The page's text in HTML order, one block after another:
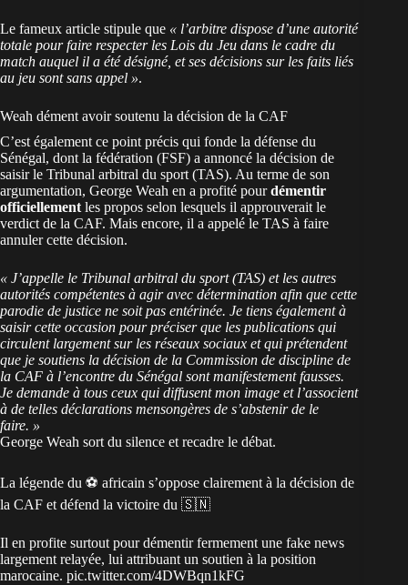
Le fameux article stipule que « l’arbitre dispose d’une autorité
totale pour faire respecter les Lois du Jeu dans le cadre du
match auquel il a été désigné, et ses décisions sur les faits liés
au jeu sont sans appel ».
Weah dément avoir soutenu la décision de la CAF
C’est également ce point précis qui fonde la défense du
Sénégal, dont la fédération (FSF) a annoncé la décision de
saisir le Tribunal arbitral du sport (TAS). Au terme de son
argumentation, George Weah en a profité pourdémentir
officiellement les propos selon lesquels il approuverait le
verdict de la CAF. Mais encore, il a appelé le TAS à faire
annuler cette décision.
« J’appelle le Tribunal arbitral du sport (TAS) et les autres
autorités compétentes à agir avec détermination afin que cette
parodie de justice ne soit pas entérinée. Je tiens également à
saisir cette occasion pour préciser que les publications qui
circulent largement sur les réseaux sociaux et qui prétendent
que je soutiens la décision de la Commission de discipline de
la CAF à l’encontre du Sénégal sont manifestement fausses.
Je demande à tous ceux qui diffusent mon image et l’associent
à de telles déclarations mensongères de s’abstenir de le
faire. »
George Weah sort du silence et recadre le débat.
La légende du ⚽️ africain s’oppose clairement à la décision de
la CAF et défend la victoire du 🇸🇳
Il en profite surtout pour démentir fermement une fake news
largement relayée, lui attribuant un soutien à la position
marocaine. pic.twitter.com/4DWBqn1kFG